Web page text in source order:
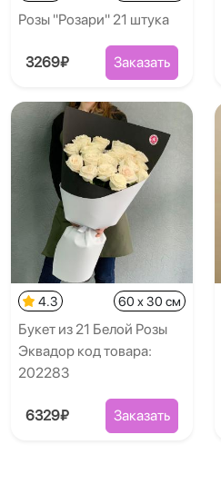
Розы "Розари" 21 штука
3269₽ Заказать
4.3 60 x 30 см
Букет из 21 Белой Розы
Эквадор код товара:
202283
6329₽ Заказать